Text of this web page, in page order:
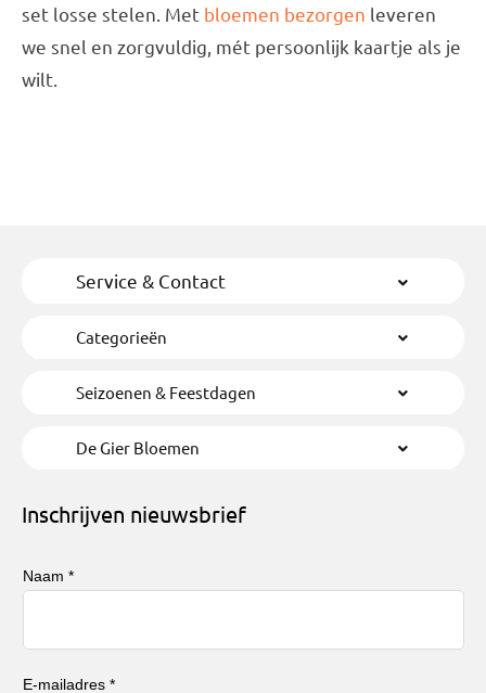
set losse stelen. Met bloemen bezorgen leveren
we snel en zorgvuldig, mét persoonlijk kaartje als je
wilt.
Service & Contact
Categorieën
Seizoenen & Feestdagen
De Gier Bloemen
Inschrijven nieuwsbrief
Naam *
E-mailadres *